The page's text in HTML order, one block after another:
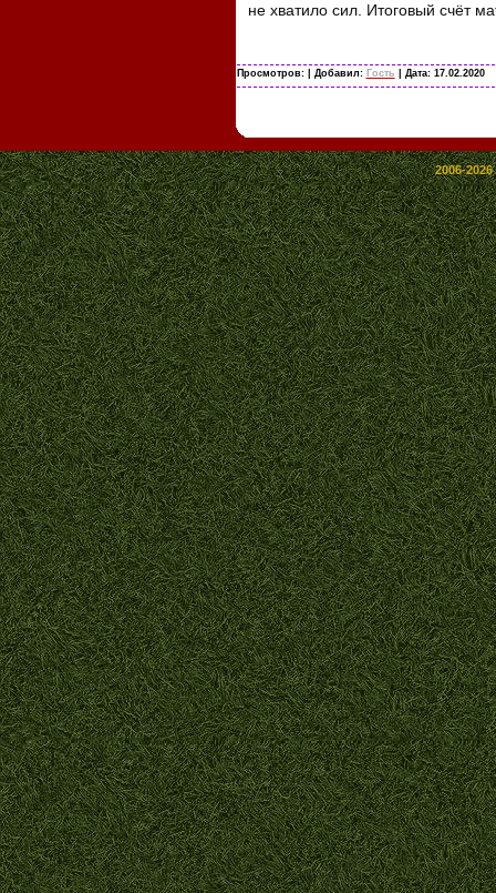
не хватило сил. Итоговый счёт
Просмотров: | Добавил: Гость | Дата: 17.02.2020
2006-